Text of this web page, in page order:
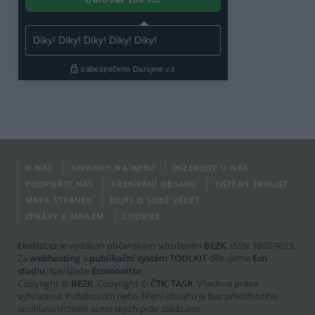
O NÁS NOVINKY NA WEBU
INZERUJTE U NÁS
PODPOŘTE NÁS
PŘEBÍRÁNÍ OBSAHU
TIŠTĚNÝ EKOLIST
MAPA STRÁNEK
DEJTE O SOBĚ VĚDĚT
ZPRÁVY E-MAILEM
COOKIES
Ekolist.cz je vydáván občanským sdružením BEZK. ISSN 1802-9019.
Za webhosting a publikační systém TOOLKIT děkujeme Ecn
studiu. Navštivte Ecomonitor.
Copyright © BEZK. Copyright © ČTK, TASR. Všechna práva
vyhrazena. Publikování nebo šíření obsahu je bez předchozího
souhlasu držitele autorských práv zakázáno.